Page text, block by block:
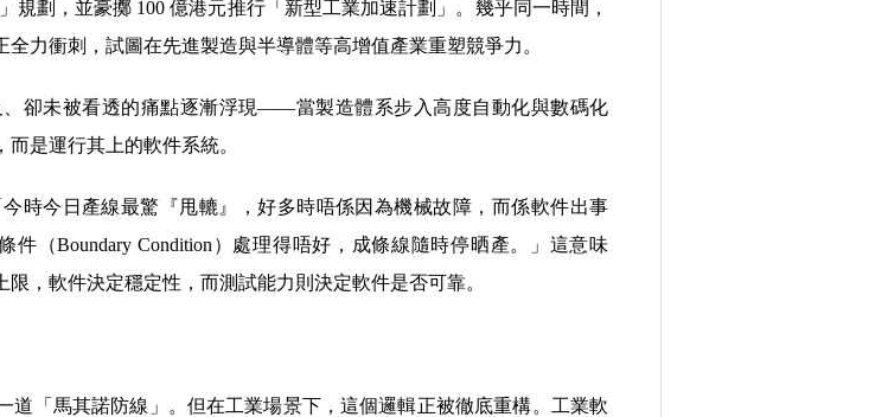
規劃，並豪擲 100 億港元推行「新型工業加速計劃」。幾乎同一時間，
力衝刺，試圖在先進製造與半導體等高增值產業重塑競爭力。
卻未被看透的痛點逐漸浮現——當製造體系步入高度自動化與數碼化
是運行其上的軟件系統。
時今日產線最驚『甩轆』，好多時唔係因為機械故障，而係軟件出事
（Boundary Condition）處理得唔好，成條線隨時停晒產。」這意味
，軟件決定穩定性，而測試能力則決定軟件是否可靠。
道「馬其諾防線」。但在工業場景下，這個邏輯正被徹底重構。工業軟